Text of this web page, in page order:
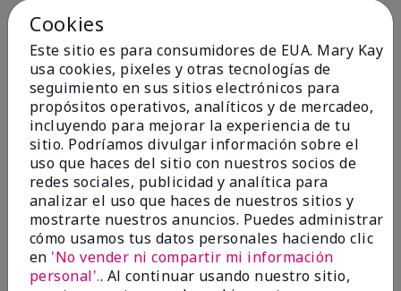
OPINIONES
4.9
299 Reseñas
Escribir Una Opinión
99%
de los encuestados recomendaría a un amigo.
5 estrellas 287
Cookies
Este sitio es para consumidores de EUA. Mary Kay
usa cookies, pixeles y otras tecnologías de
seguimiento en sus sitios electrónicos para
propósitos operativos, analíticos y de mercadeo,
incluyendo para mejorar la experiencia de tu
sitio. Podríamos divulgar información sobre el
uso que haces del sitio con nuestros socios de
redes sociales, publicidad y analítica para
analizar el uso que haces de nuestros sitios y
mostrarte nuestros anuncios. Puedes administrar
cómo usamos tus datos personales haciendo clic
en 'No vender ni compartir mi información
personal'.. Al continuar usando nuestro sitio,